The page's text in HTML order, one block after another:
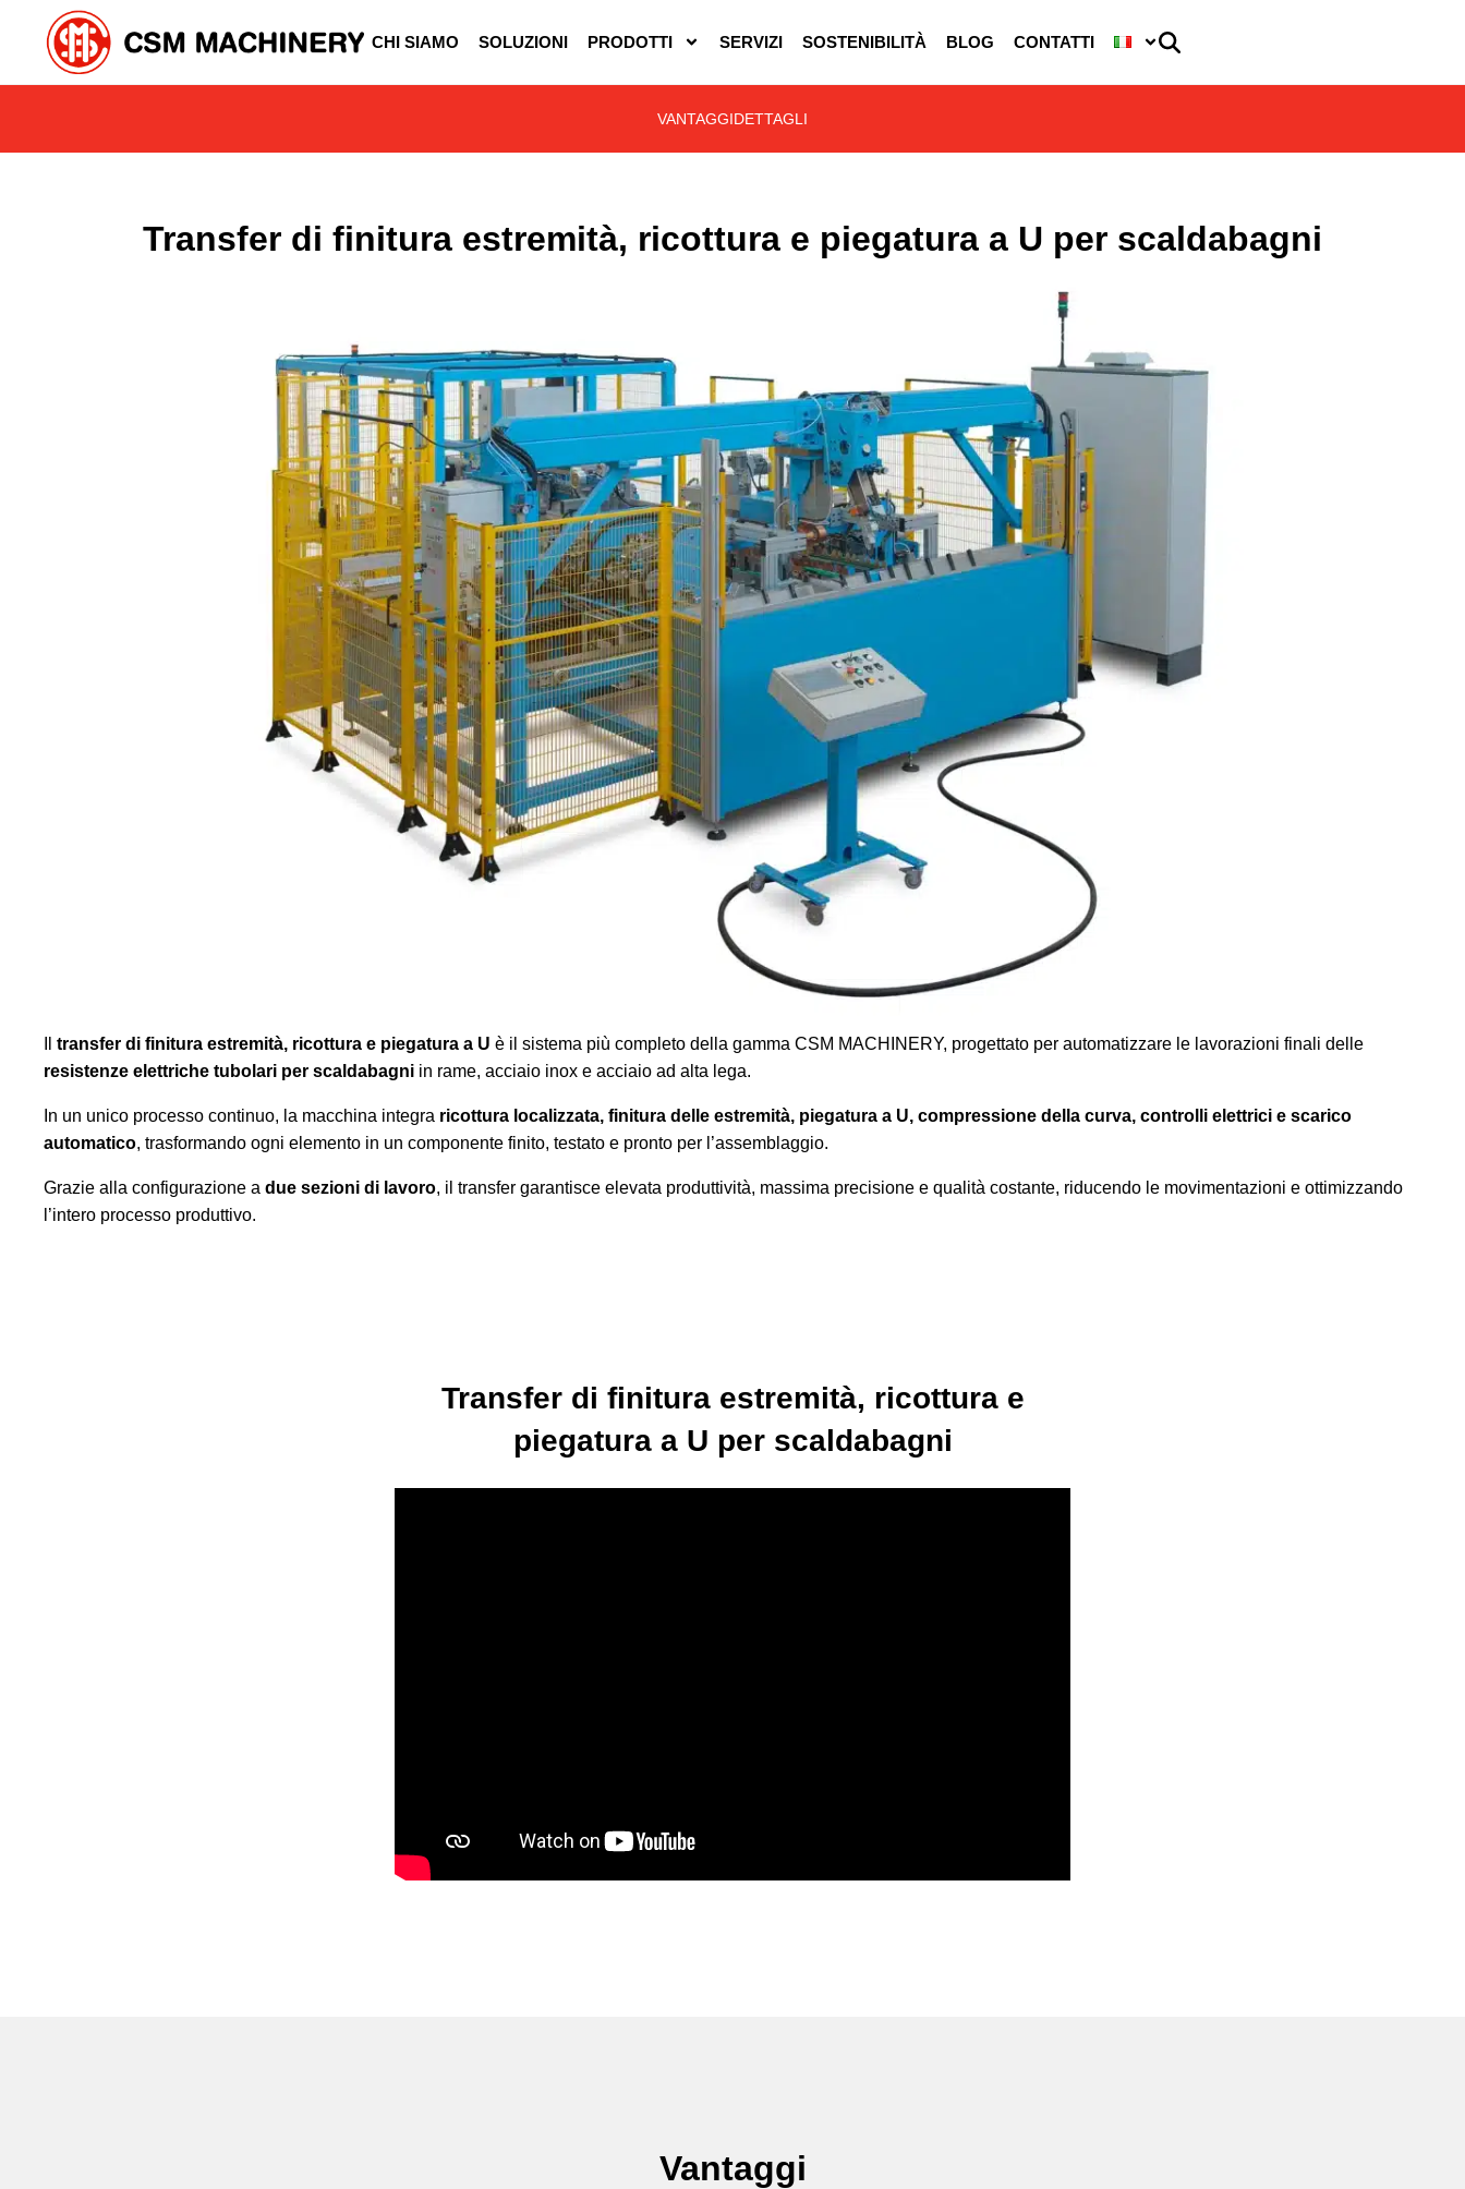
CHI SIAMO SOLUZIONI PRODOTTI SERVIZI SOSTENIBILITÀ BLOG CONTATTI
VANTAGGIDETTAGLI
Transfer di finitura estremità, ricottura e piegatura a U per scaldabagni
transfer di finitura estremità, ricottura e piegatura a U è il sistema più completo della gamma CSM MACHINERY, progettato per automatizzare le lavorazioni finali delle
resistenze elettriche tubolari per scaldabagni in rame, acciaio inox e acciaio ad alta lega.
In un unico processo continuo, la macchina integra ricottura localizzata, finitura delle estremità, piegatura a U, compressione della curva, controlli elettrici e scarico
automatico, trasformando ogni elemento in un componente finito, testato e pronto per l’assemblaggio.
Grazie alla configurazione a due sezioni di lavoro, il transfer garantisce elevata produttività, massima precisione e qualità costante, riducendo le movimentazioni e ottimizzando
l’intero processo produttivo.
Transfer di finitura estremità, ricottura e
piegatura a U per scaldabagni
Vantaggi